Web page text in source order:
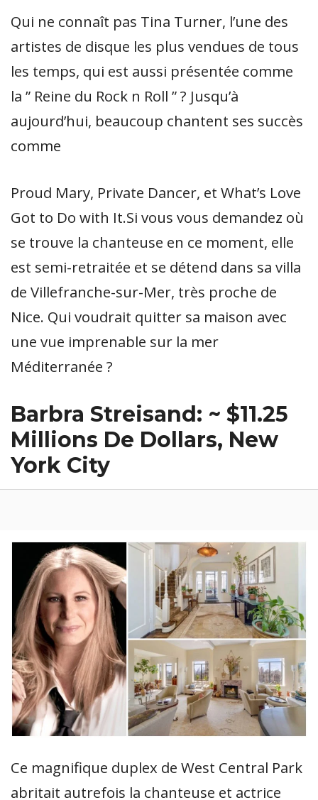
Qui ne connaît pas Tina Turner, l’une des
artistes de disque les plus vendues de tous
les temps, qui est aussi présentée comme
la ” Reine du Rock n Roll ” ? Jusqu’à
aujourd’hui, beaucoup chantent ses succès
comme
Proud Mary, Private Dancer, et What’s Love
Got to Do with It.Si vous vous demandez où
se trouve la chanteuse en ce moment, elle
est semi-retraitée et se détend dans sa villa
de Villefranche-sur-Mer, très proche de
Nice. Qui voudrait quitter sa maison avec
une vue imprenable sur la mer
Méditerranée ?
Barbra Streisand: ~ $11.25
Millions De Dollars, New
York City
Ce magnifique duplex de West Central Park
abritait autrefois la chanteuse et actrice